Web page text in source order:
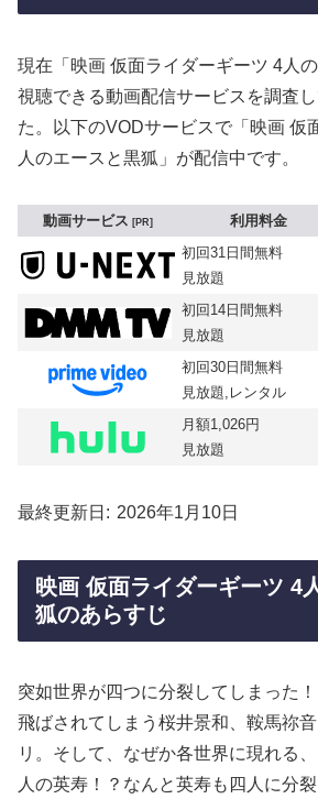
現在「映画 仮面ライダーギーツ 4人
視聴できる動画配信サービスを調査
た。以下のVODサービスで「映画 仮
人のエースと黒狐」が配信中です。
動画サービス PR 利用料金
初回31日間無料
見放題
初回14日間無料
見放題
初回30日間無料
見放題,レンタル
月額1,026円
見放題
最終更新日 2026年1月10日
映画 仮面ライダーギーツ 4
狐のあらすじ
突如世界が四つに分裂してしまった
飛ばされてしまう桜井景和、鞍馬祢
リ。そして、なぜか各世界に現れる
人の英寿！？なんと英寿も四人に分